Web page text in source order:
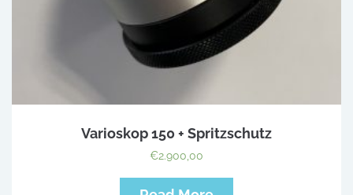
Varioskop 150 + Spritzschutz
€2.900,00